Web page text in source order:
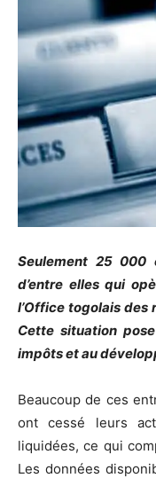
Seulement 25 000
d’entre elles qui
l’Office togolais des
Cette situation
impôts et au
Beaucoup de ces
ont cessé leurs
liquidées, ce qui
Les données